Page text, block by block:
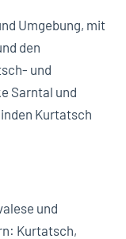
Umgebung, mit
den
und
Sarntal und
Kurtatsch
und
Kurtatsch,